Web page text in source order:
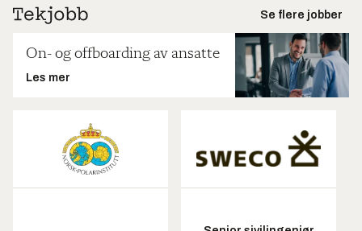
Se flere jobber
On- og offboarding av ansatte
Les mer